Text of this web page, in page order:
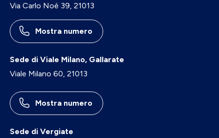
Via Carlo Noè 39, 21013
Mostra numero
Sede di Viale Milano, Gallarate
Viale Milano 60, 21013
Mostra numero
Sede di Vergiate